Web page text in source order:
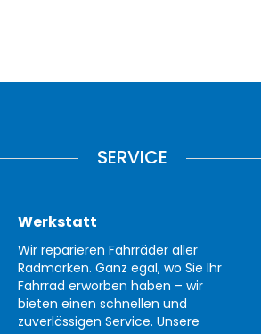
SERVICE
Werkstatt
Wir reparieren Fahrräder aller
Radmarken. Ganz egal, wo Sie Ihr
Fahrrad erworben haben – wir
bieten einen schnellen und
zuverlässigen Service. Unsere